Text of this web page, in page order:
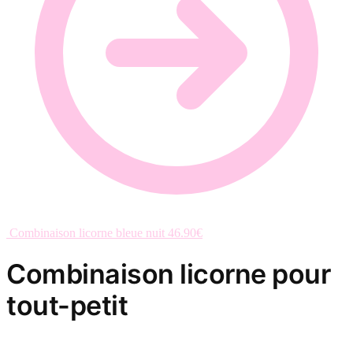
Combinaison licorne bleue nuit 46.90€
Combinaison licorne pour
tout-petit